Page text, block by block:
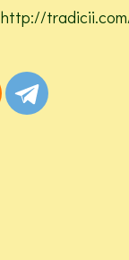
http://